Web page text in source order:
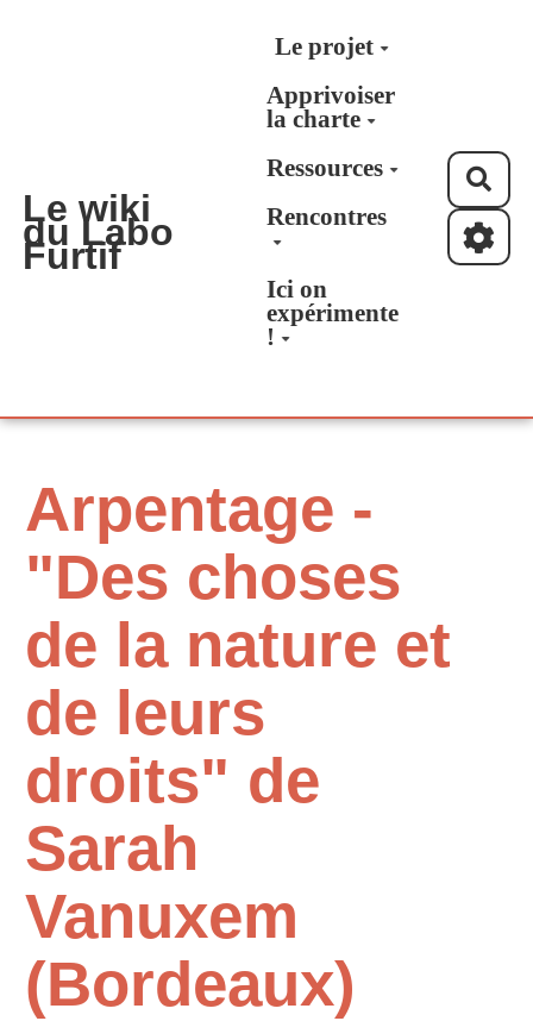
Aller au contenu principal
Le wiki
du Labo
Furtif
Le projet
Apprivoiser
la charte
Ressources
Rencontres
Ici on
expérimente
!
Arpentage -
"Des choses
de la nature et
de leurs
droits" de
Sarah
Vanuxem
(Bordeaux)